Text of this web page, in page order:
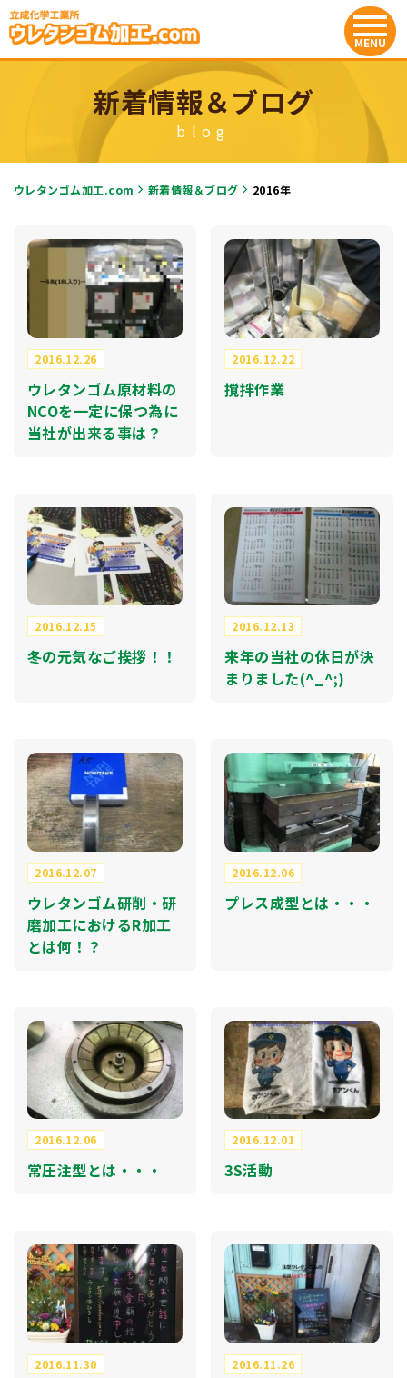
新着情報＆ブログ
blog
ウレタンゴム加工.com 新着情報＆ブログ 2016年
2016.12.26
ウレタンゴム原材料の
NCOを一定に保つ為に
当社が出来る事は？
2016.12.22
撹拌作業
2016.12.15
冬の元気なご挨拶！！
2016.12.13
来年の当社の休日が決
まりました(^_^;)
2016.12.07
ウレタンゴム研削・研
磨加工におけるR加工
とは何！？
2016.12.06
プレス成型とは・・・
2016.12.06
常圧注型とは・・・
2016.12.01
3S活動
2016.11.30 2016.11.26